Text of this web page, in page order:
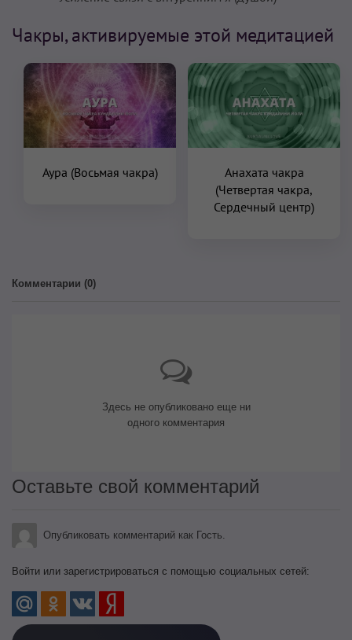
Чакры, активируемые этой медитацией
Аура (Восьмая чакра)
Анахата чакра
(Четвертая чакра,
Сердечный центр)
Комментарии (0)
Здесь не опубликовано еще ни
одного комментария
Оставьте свой комментарий
Опубликовать комментарий как Гость.
Войти или зарегистрироваться с помощью социальных сетей: